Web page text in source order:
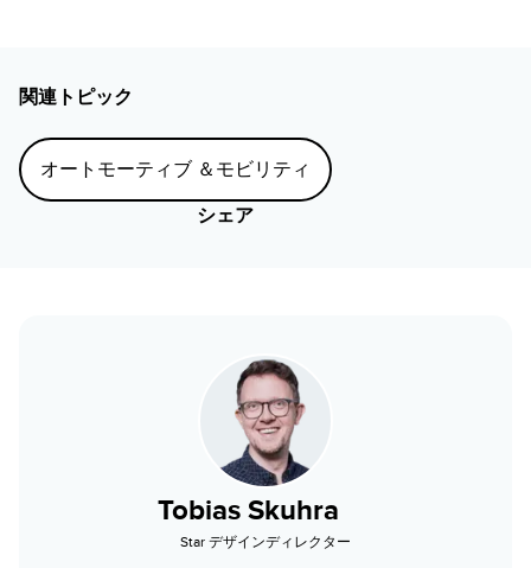
関連トピック
オートモーティブ ＆モビリティ
シェア
Tobias Skuhra
Star デザインディレクター